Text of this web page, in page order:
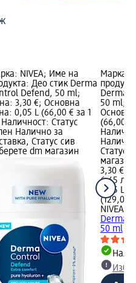
NIVEA; Име на
Део стик Derma
Defend, 50 ml;
3,30 €; Основна
0,05 L (66,00 € за 1
Статус
Налично за
Статус сив
dm магазин
Марка:
Derma
50 ml;
(66,00 €
Статус
магазин
3,30 €
6,45 лв.
0,05 L
(129,08
NIVEA
Derma
50 ml